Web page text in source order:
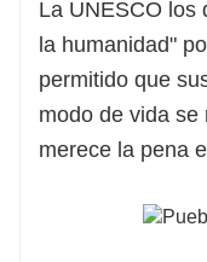
La UNESCO los
la humanidad"
permitido que
modo de vida se
merece la pena